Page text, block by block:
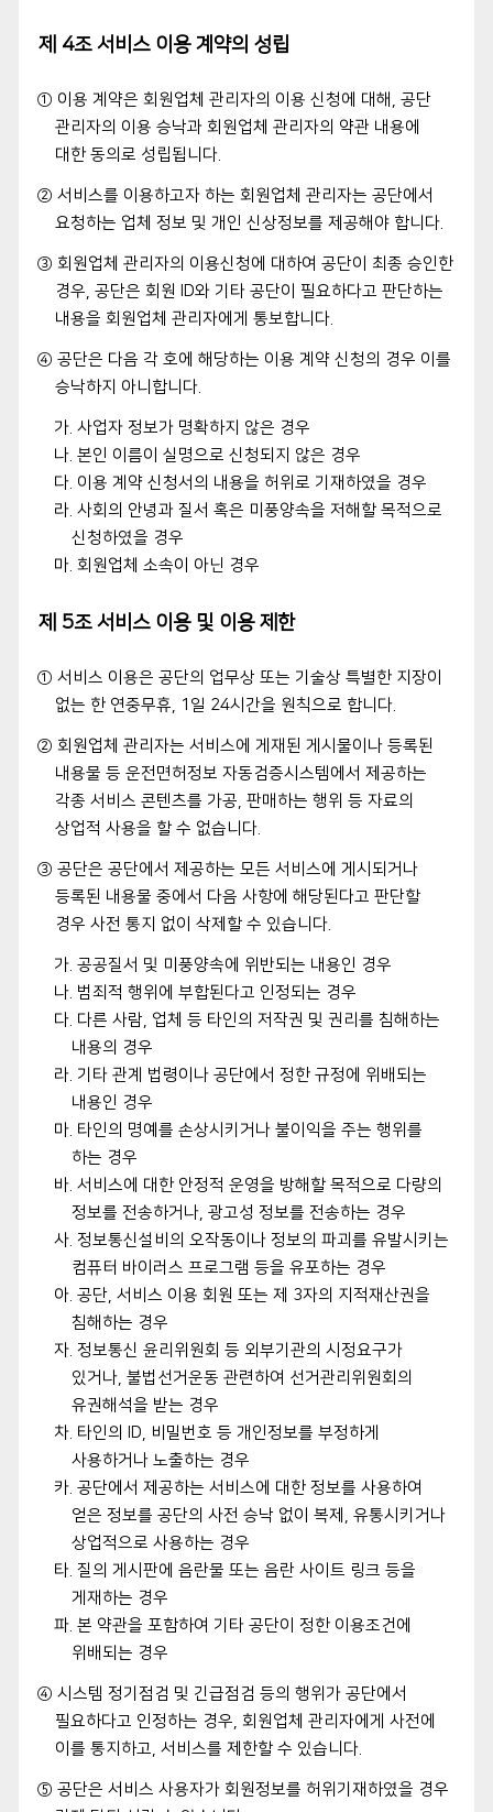
제 4조 서비스 이용 계약의 성립
① 이용 계약은 회원업체 관리자의 이용 신청에 대해, 공단
관리자의 이용 승낙과 회원업체 관리자의 약관 내용에
대한 동의로 성립됩니다.
② 서비스를 이용하고자 하는 회원업체 관리자는 공단에서
요청하는 업체 정보 및 개인 신상정보를 제공해야 합니다.
③ 회원업체 관리자의 이용신청에 대하여 공단이 최종 승인한
경우, 공단은 회원 ID와 기타 공단이 필요하다고 판단하는
내용을 회원업체 관리자에게 통보합니다.
④ 공단은 다음 각 호에 해당하는 이용 계약 신청의 경우 이를
승낙하지 아니합니다.
가. 사업자 정보가 명확하지 않은 경우
나. 본인 이름이 실명으로 신청되지 않은 경우
다. 이용 계약 신청서의 내용을 허위로 기재하였을 경우
라. 사회의 안녕과 질서 혹은 미풍양속을 저해할 목적으로
신청하였을 경우
마. 회원업체 소속이 아닌 경우
제 5조 서비스 이용 및 이용 제한
① 서비스 이용은 공단의 업무상 또는 기술상 특별한 지장이
없는 한 연중무휴, 1일 24시간을 원칙으로 합니다.
② 회원업체 관리자는 서비스에 게재된 게시물이나 등록된
내용물 등 운전면허정보 자동검증시스템에서 제공하는
각종 서비스 콘텐츠를 가공, 판매하는 행위 등 자료의
상업적 사용을 할 수 없습니다.
③ 공단은 공단에서 제공하는 모든 서비스에 게시되거나
등록된 내용물 중에서 다음 사항에 해당된다고 판단할
경우 사전 통지 없이 삭제할 수 있습니다.
가. 공공질서 및 미풍양속에 위반되는 내용인 경우
나. 범죄적 행위에 부합된다고 인정되는 경우
다. 다른 사람, 업체 등 타인의 저작권 및 권리를 침해하는
내용의 경우
라. 기타 관계 법령이나 공단에서 정한 규정에 위배되는
내용인 경우
마. 타인의 명예를 손상시키거나 불이익을 주는 행위를
하는 경우
바. 서비스에 대한 안정적 운영을 방해할 목적으로 다량의
정보를 전송하거나, 광고성 정보를 전송하는 경우
사. 정보통신설비의 오작동이나 정보의 파괴를 유발시키는
컴퓨터 바이러스 프로그램 등을 유포하는 경우
아. 공단, 서비스 이용 회원 또는 제 3자의 지적재산권을
침해하는 경우
자. 정보통신 윤리위원회 등 외부기관의 시정요구가
있거나, 불법선거운동 관련하여 선거관리위원회의
유권해석을 받는 경우
차. 타인의 ID, 비밀번호 등 개인정보를 부정하게
사용하거나 노출하는 경우
카. 공단에서 제공하는 서비스에 대한 정보를 사용하여
얻은 정보를 공단의 사전 승낙 없이 복제, 유통시키거나
상업적으로 사용하는 경우
타. 질의 게시판에 음란물 또는 음란 사이트 링크 등을
게재하는 경우
파. 본 약관을 포함하여 기타 공단이 정한 이용조건에
위배되는 경우
④ 시스템 정기점검 및 긴급점검 등의 행위가 공단에서
필요하다고 인정하는 경우, 회원업체 관리자에게 사전에
이를 통지하고, 서비스를 제한할 수 있습니다.
⑤ 공단은 서비스 사용자가 회원정보를 허위기재하였을 경우